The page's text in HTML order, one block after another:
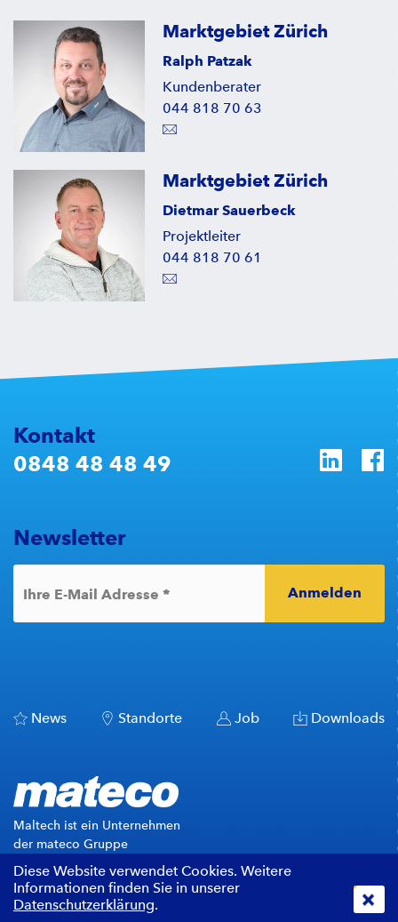
Marktgebiet Zürich
Ralph Patzak
Kundenberater
044 818 70 63
Marktgebiet Zürich
Dietmar Sauerbeck
Projektleiter
044 818 70 61
Diese Website verwendet Cookies. Weitere
Informationen finden Sie in unserer
Datenschutzerklärung. +
Kontakt
0848 48 48 49
Newsletter
Ihre E-Mail Adresse * Anmelden
News Standorte Job Downloads
Maltech ist ein Unternehmen
der mateco Gruppe
Impressum AGB Datenschutz